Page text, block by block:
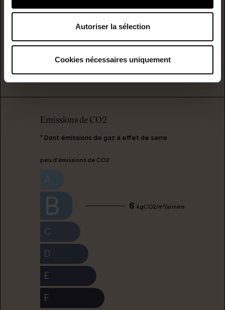
Autoriser la sélection
Cookies nécessaires uniquement
E
G
Emissions de CO2
* Dont émissions de gaz à effet de serre
peu d'émissions de CO2
B 6 kgCO2/m²/année
C
D
E
F